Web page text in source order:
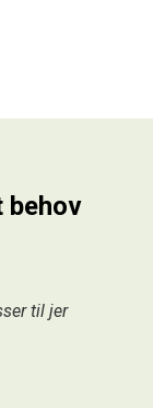
behov
til jer